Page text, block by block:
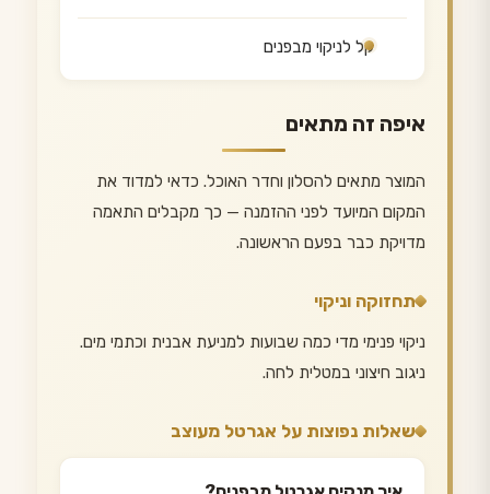
קל לניקוי מבפנים
איפה זה מתאים
המוצר מתאים להסלון וחדר האוכל. כדאי למדוד את
המקום המיועד לפני ההזמנה — כך מקבלים התאמה
מדויקת כבר בפעם הראשונה.
תחזוקה וניקוי
ניקוי פנימי מדי כמה שבועות למניעת אבנית וכתמי מים.
ניגוב חיצוני במטלית לחה.
שאלות נפוצות על אגרטל מעוצב